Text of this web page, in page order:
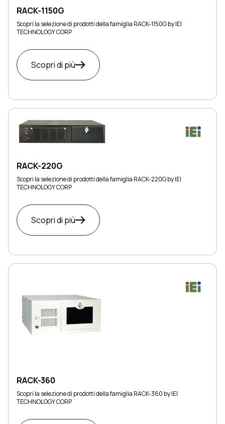
RACK-1150G
Scopri la selezione di prodotti della famiglia RACK-1150G by IEI
TECHNOLOGY CORP
Scopri di più
RACK-220G
Scopri la selezione di prodotti della famiglia RACK-220G by IEI
TECHNOLOGY CORP
Scopri di più
RACK-360
Scopri la selezione di prodotti della famiglia RACK-360 by IEI
TECHNOLOGY CORP